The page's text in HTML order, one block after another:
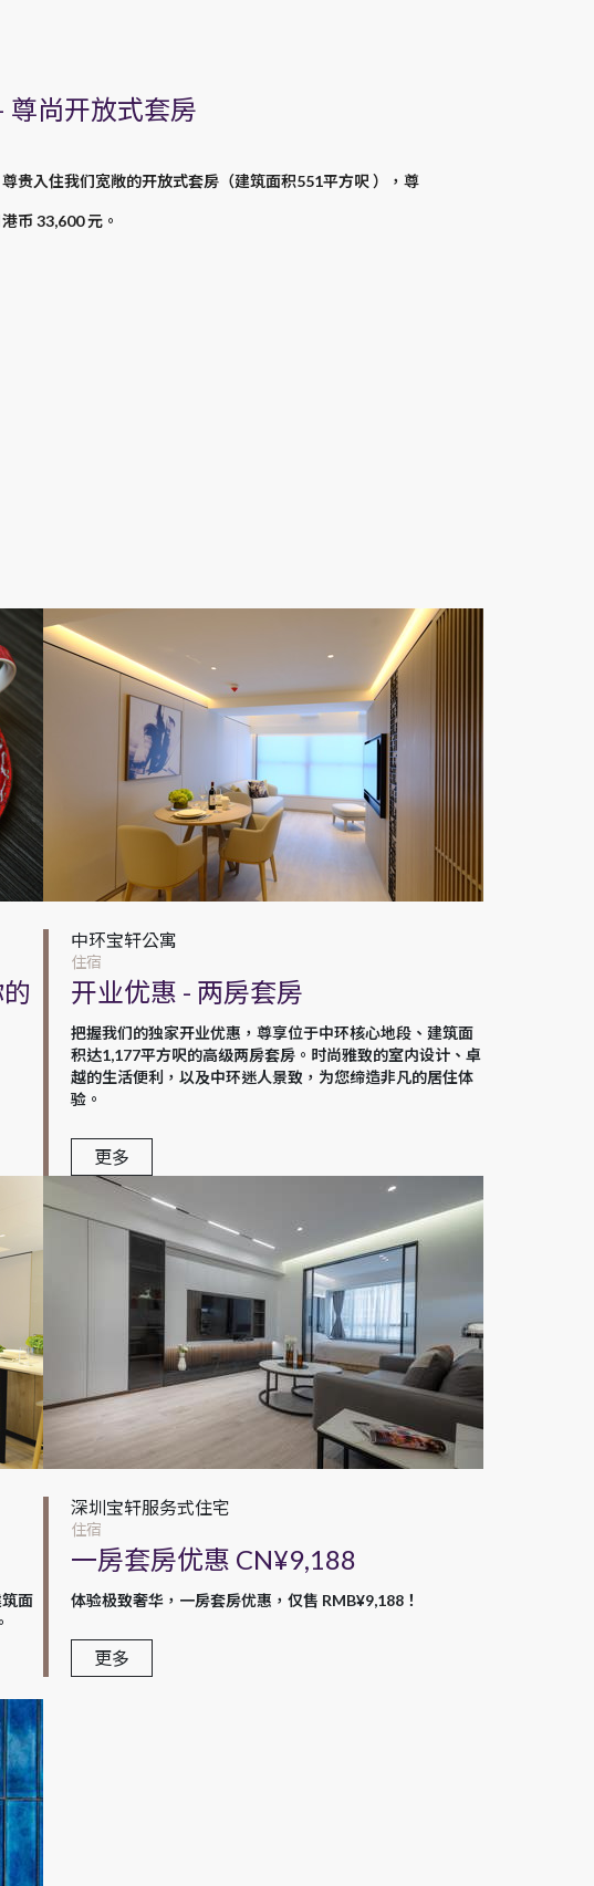
尊尚开放式套房
贵入住我们宽敞的开放式套房（建筑面积551平方呎 ），尊
币 33,600 元。
中环宝轩公寓
住宿
开业优惠 - 两房套房
把握我们的独家开业优惠，尊享位于中环核心地段、建筑面
积达1,177平方呎的高级两房套房。时尚雅致的室内设计、卓
越的生活便利，以及中环迷人景致，为您缔造非凡的居住体
验。
更多
面
深圳宝轩服务式住宅
住宿
一房套房优惠 CN¥9,188
体验极致奢华，一房套房优惠，仅售 RMB¥9,188！
更多